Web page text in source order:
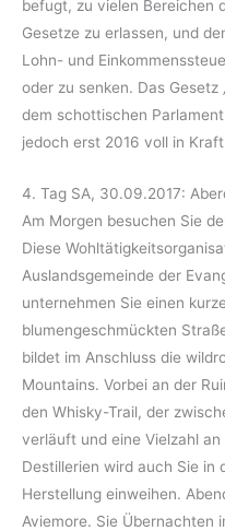
befugt, zu vielen Bereichen
Gesetze zu erlassen, und
Lohn- und
oder zu senken. Das Gesetz
dem schottischen
jedoch erst 2016 voll in
4. Tag SA, 30.09.2017:
Am Morgen besuchen Sie
Diese
Auslandsgemeinde der
unternehmen Sie einen
blumengeschmückten
bildet im Anschluss die
Mountains. Vorbei an der
den Whisky-Trail, der
verläuft und eine Vielzahl
Destillerien wird auch Sie in
Herstellung einweihen.
Aviemore. Sie Übernachten